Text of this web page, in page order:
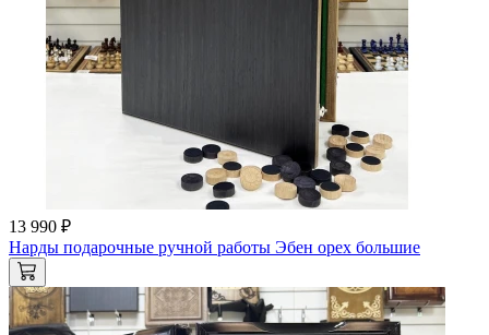
13 990 ₽
Нарды подарочные ручной работы Эбен орех большие